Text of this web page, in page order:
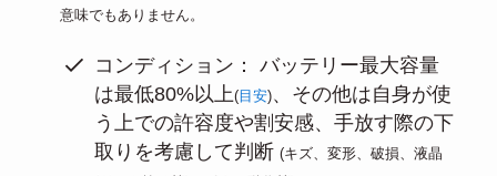
意味でもありません。
コンディション： バッテリー最大容量
は最低80%以上(目安)、その他は自身が使
う上での許容度や割安感、手放す際の下
取りを考慮して判断(キズ、変形、破損、液晶